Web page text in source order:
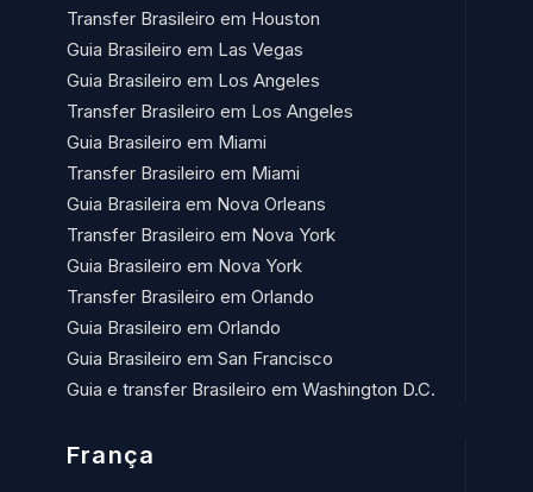
Transfer Brasileiro em Houston
Guia Brasileiro em Las Vegas
Guia Brasileiro em Los Angeles
Transfer Brasileiro em Los Angeles
Guia Brasileiro em Miami
Transfer Brasileiro em Miami
Guia Brasileira em Nova Orleans
Transfer Brasileiro em Nova York
Guia Brasileiro em Nova York
Transfer Brasileiro em Orlando
Guia Brasileiro em Orlando
Guia Brasileiro em San Francisco
Guia e transfer Brasileiro em Washington D.C.
França